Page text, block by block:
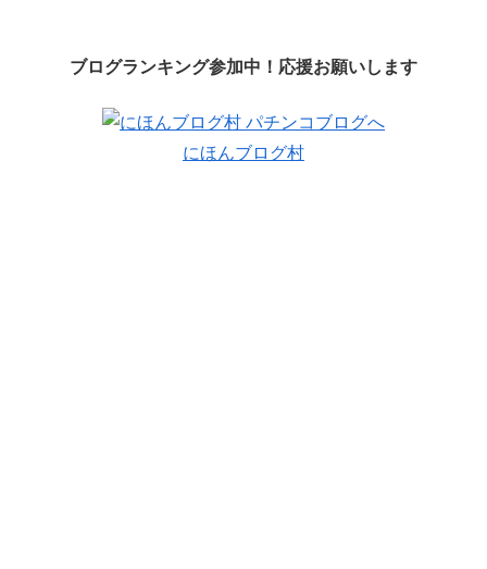
ブログランキング参加中！応援お願いします
にほんブログ村